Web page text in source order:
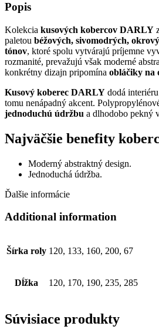
Popis
Kolekcia kusových kobercov DARLY
paletou béžových, sivomodrých,
tónov, ktoré spolu vytvárajú príjemne
rozmanité, prevažujú však moderné
konkrétny dizajn pripomína obláčiky na
Kusový koberec DARLY dodá
tomu nenápadný akcent.
jednoduchú údržbu a dlhodobo pekný
Najväčšie benefity
Moderný abstraktný design.
Jednoduchá údržba.
Ďalšie informácie
Additional information
Šírka roly 120, 133, 160, 200, 67
Dĺžka 120, 170, 190, 235, 285
Súvisiace produkty